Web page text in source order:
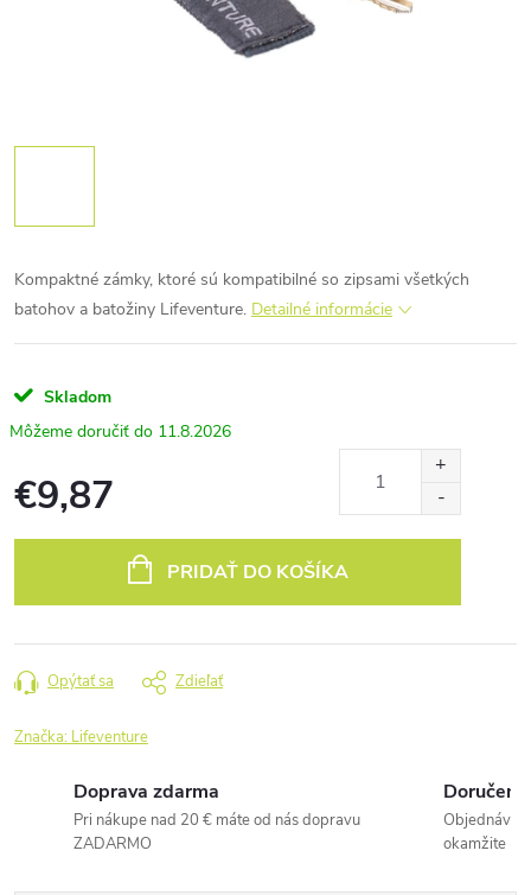
Kompaktné zámky, ktoré sú kompatibilné so zipsami všetkých
batohov a batožiny Lifeventure. Detailné informácie
Skladom
11.8.2026
€9,87
PRIDAŤ DO KOŠÍKA
Opýtať sa Zdieľať
Značka: Lifeventure
Doprava zdarma
Pri nákupe nad 20 € máte od nás dopravu
ZADARMO
okamžite